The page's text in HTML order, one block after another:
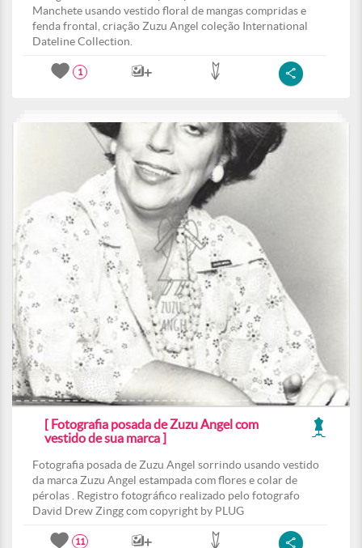
Manchete usando vestido floral de mangas compridas e
fenda frontal, criação Zuzu Angel coleção International
Dateline Collection.
1
[ Fotografia posada de Zuzu Angel com
vestido de sua marca ]
Fotografia posada de Zuzu Angel sorrindo usando vestido
da marca Zuzu Angel estampada com flores e colar de
pérolas . Registro fotográfico realizado pelo fotografo
David Drew Zingg com copyright by PLUG
11